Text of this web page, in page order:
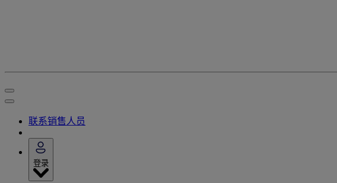
联系销售人员
登录